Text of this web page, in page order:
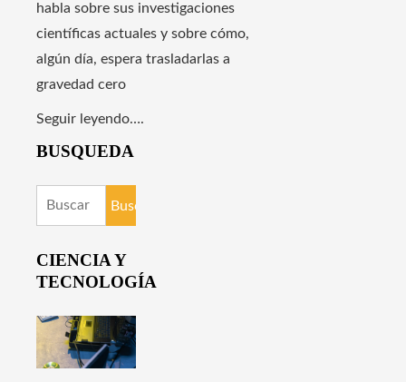
habla sobre sus investigaciones
científicas actuales y sobre cómo,
algún día, espera trasladarlas a
gravedad cero
Seguir leyendo….
BUSQUEDA
Buscar:
CIENCIA Y
TECNOLOGÍA